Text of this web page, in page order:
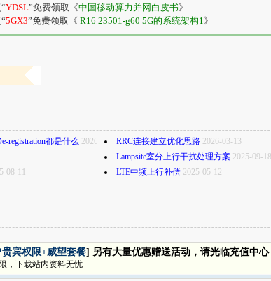
YDSL”免费领取《中国移动算力并网白皮书》
5GX3”免费领取《 R16 23501-g60 5G的系统架构1》
registration都是什么 2026-07-01RRC连接建立优化思路 2026-03-13
Lampsite室分上行干扰处理方案 2025-09-18
08-11 LTE中频上行补偿 2025-05-12
宾权限+威望套餐] 另有大量优惠赠送活动，请光临充值中心
，下载站内资料无忧